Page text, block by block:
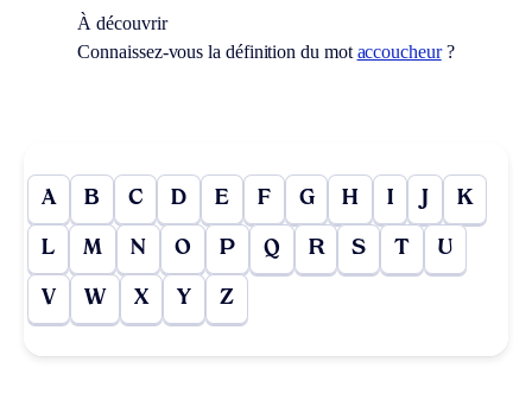
À découvrir
Connaissez-vous la définition du mot accoucheur?
A B C D E F G H I J K
L M N O P Q R S T U
V W X Y Z